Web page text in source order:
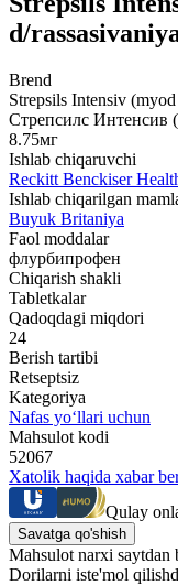
d/
Brend
Strepsils Intensiv
Стрепсилс Интенсив
8.75мг
Ishlab chiqaruvchi
Reckitt Benckiser
Ishlab chiqarilgan
Buyuk Britaniya
Faol moddalar
флурбипрофен
Chiqarish shakli
Tabletkalar
Qadoqdagi miqdori
24
Berish tartibi
Retseptsiz
Kategoriya
Nafas yo‘llari uchun
Mahsulot kodi
52067
Xatolik haqida xabar
Qulay
Savatga qo'shish
Mahsulot narxi saytdan
Dorilarni iste'mol